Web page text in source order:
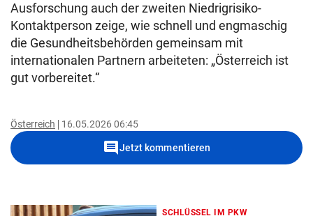
Ausforschung auch der zweiten Niedrigrisiko-
Kontaktperson zeige, wie schnell und engmaschig
die Gesundheitsbehörden gemeinsam mit
internationalen Partnern arbeiteten: „Österreich ist
gut vorbereitet.“
Österreich 16.05.2026 06:45
commentJetzt kommentieren
SCHLÜSSEL IM PKW